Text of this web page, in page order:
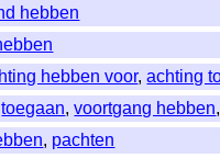
hebben
hebben voor,achting
toegaan,voortgang hebben
, pachten